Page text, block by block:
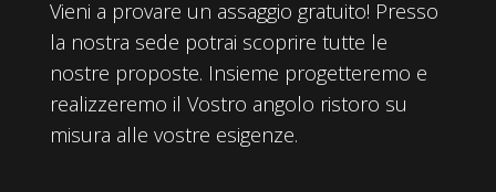
Vieni a provare un assaggio gratuito! Presso
la nostra sede potrai scoprire tutte le
nostre proposte. Insieme progetteremo e
realizzeremo il Vostro angolo ristoro su
misura alle vostre esigenze.